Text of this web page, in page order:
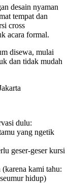
desain nyaman
tempat dan
cross
acara formal.
disewa, mulai
dan tidak mudah
dulu:
yang ngetik
geser-geser kursi
kami tahu:
hidup)